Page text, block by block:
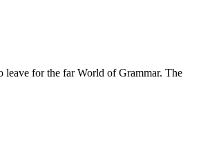
leave for the far World of Grammar. The